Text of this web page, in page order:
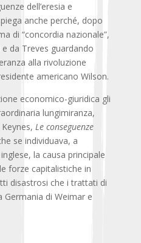
dell’eresia e
anche perché, dopo
di “concordia nazionale”,
da Treves guardando
alla rivoluzione
americano Wilson.
economico-giuridica gli
lungimiranza,
Keynes, Le conseguenze
se individuava, a
la causa principale
forze capitalistiche in
disastrosi che i trattati di
Germania di Weimar e